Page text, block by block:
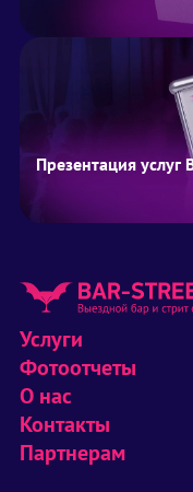
Презентация услуг
Услуги
Фотоотчеты
О нас
Контакты
Партнерам